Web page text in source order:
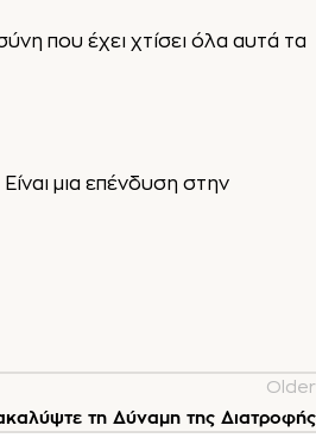
που έχει χτίσει όλα αυτά τα
μια επένδυση στην
Older
τη Δύναμη της Διατροφής